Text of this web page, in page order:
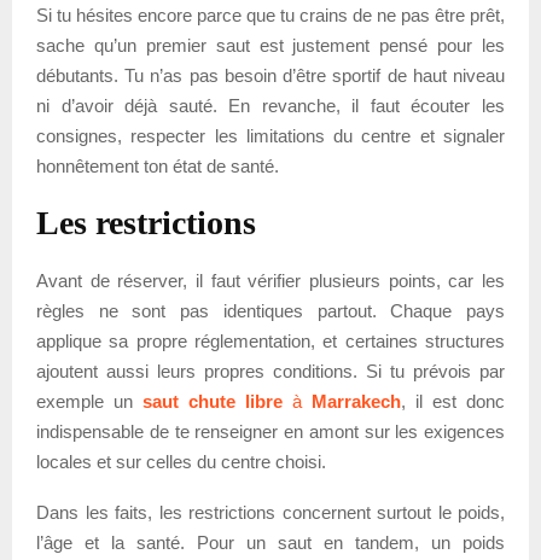
Si tu hésites encore parce que tu crains de ne pas être prêt,
sache qu’un premier saut est justement pensé pour les
débutants. Tu n’as pas besoin d’être sportif de haut niveau
ni d’avoir déjà sauté. En revanche, il faut écouter les
consignes, respecter les limitations du centre et signaler
honnêtement ton état de santé.
Les restrictions
Avant de réserver, il faut vérifier plusieurs points, car les
règles ne sont pas identiques partout. Chaque pays
applique sa propre réglementation, et certaines structures
ajoutent aussi leurs propres conditions. Si tu prévois par
exemple un saut chute libre à Marrakech, il est donc
indispensable de te renseigner en amont sur les exigences
locales et sur celles du centre choisi.
Dans les faits, les restrictions concernent surtout le poids,
l’âge et la santé. Pour un saut en tandem, un poids